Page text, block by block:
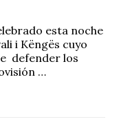
esta noche
i Këngës cuyo
defender los
…